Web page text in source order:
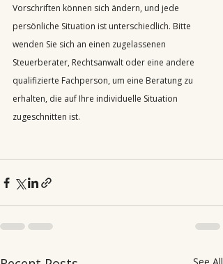
Vorschriften können sich ändern, und jede
persönliche Situation ist unterschiedlich. Bitte
wenden Sie sich an einen zugelassenen
Steuerberater, Rechtsanwalt oder eine andere
qualifizierte Fachperson, um eine Beratung zu
erhalten, die auf Ihre individuelle Situation
zugeschnitten ist.